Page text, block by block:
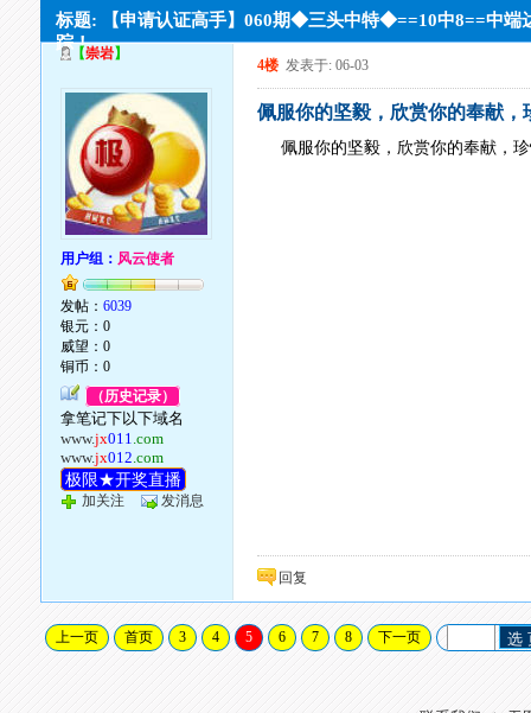
标题: 【申请认证高手】060期◆三头中特◆==10中8==中端
踪！
【崇岩】
用户组： 风云使者
发帖：6039
银元：0
威望：0
铜币：0
（历史记录）
拿笔记下以下域名
www.jx011.com
www.jx012.com
极限★开奖直播
加关注 发消息
4楼 发表于: 06-03
佩服你的坚毅，欣赏你的奉献，
佩服你的坚毅，欣赏你的奉献，
回复
上一页 首页 3 4 5 6 7 8 下一页 选